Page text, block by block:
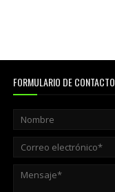
FORMULARIO DE CONTACTO